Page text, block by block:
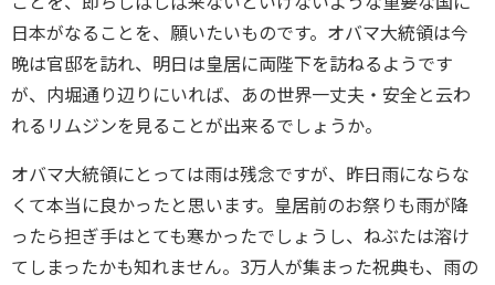
日本がなることを、願いたいものです。オバマ大統領は今
晩は官邸を訪れ、明日は皇居に両陛下を訪ねるようです
が、内堀通り辺りにいれば、あの世界一丈夫・安全と云わ
れるリムジンを見ることが出来るでしょうか。
オバマ大統領にとっては雨は残念ですが、昨日雨にならな
くて本当に良かったと思います。皇居前のお祭りも雨が降
ったら担ぎ手はとても寒かったでしょうし、ねぶたは溶け
てしまったかも知れません。3万人が集まった祝典も、雨の